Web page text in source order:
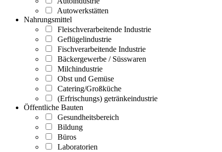
Autowerkstätten
Nahrungsmittel
Fleischverarbeitende Industrie
Geflügelindustrie
Fischverarbeitende Industrie
Bäckergewerbe / Süsswaren
Milchindustrie
Obst und Gemüse
Catering/Großküche
(Erfrischungs) getränkeindustrie
Öffentliche Bauten
Gesundheitsbereich
Bildung
Büros
Laboratorien